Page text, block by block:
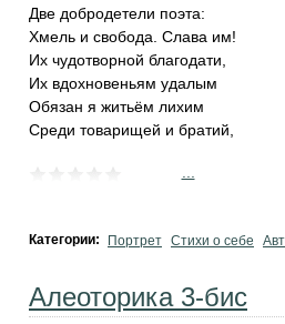
Две добродетели поэта:
Хмель и свобода. Слава им!
Их чудотворной благодати,
Их вдохновеньям удалым
Обязан я житьём лихим
Среди товарищей и братий,
Категории: Портрет Стихи о себе
Алеоторика 3-бис